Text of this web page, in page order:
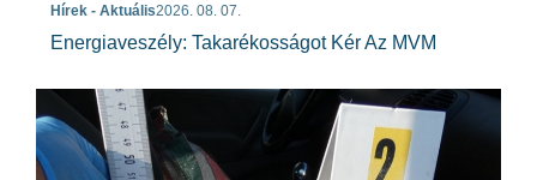
Hírek - Aktuális2026. 08. 07.
Energiaveszély: Takarékosságot Kér Az MVM